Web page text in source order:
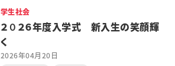
学生社会
２０２６年度入学式 新入生の笑顔輝
く
2026年04月20日